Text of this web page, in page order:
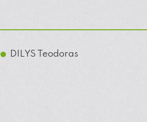
DILYS Teodoras